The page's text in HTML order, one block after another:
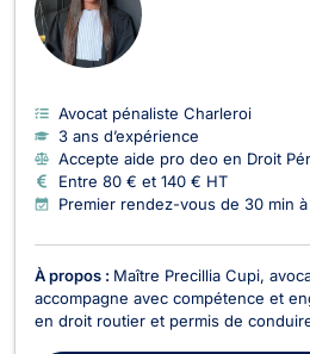
Avocat pénaliste Charleroi
3 ans d’expérience
Accepte aide pro deo en Droit
Entre 80 € et 140 € HT
Premier rendez-vous de 30 min
À propos : Maître Precillia Cupi,
accompagne avec compétence et
en droit routier et permis de